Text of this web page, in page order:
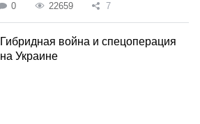
0 22659 7
Гибридная война и спецоперация
на Украине